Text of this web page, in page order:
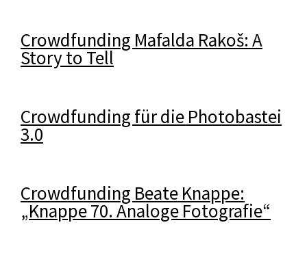
Crowdfunding Mafalda Rakoš: A
Story to Tell
Crowdfunding für die Photobastei
3.0
Crowdfunding Beate Knappe:
„Knappe 70. Analoge Fotografie“